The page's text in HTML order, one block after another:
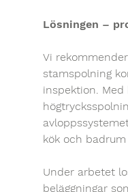
Lösningen –
Vi
stamspolning
inspektion. Med
kök och
Under arbetet
beläggningar